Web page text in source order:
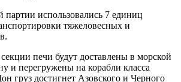
партии использовались 7 единиц
тяжеловесных и
печи будут доставлены в морской
и перегружены на корабли класса
груз достигнет Азовского и Черного